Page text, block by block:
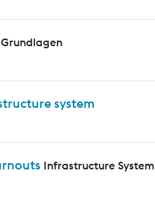
Grundlagen
system
Infrastructure System